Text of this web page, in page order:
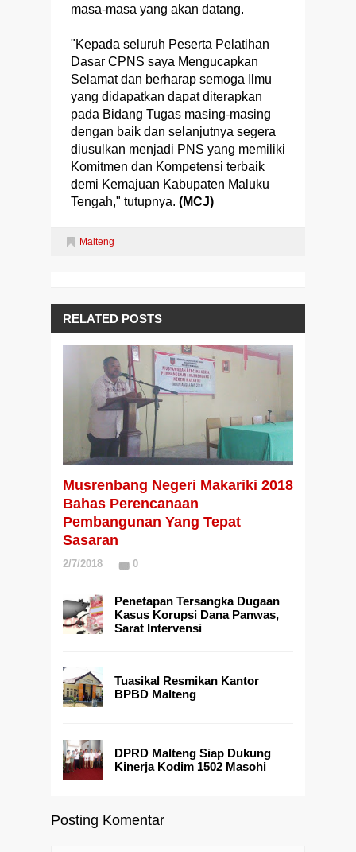
masa-masa yang akan datang.
"Kepada seluruh Peserta Pelatihan
Dasar CPNS saya Mengucapkan
Selamat dan berharap semoga Ilmu
yang didapatkan dapat diterapkan
pada Bidang Tugas masing-masing
dengan baik dan selanjutnya segera
diusulkan menjadi PNS yang memiliki
Komitmen dan Kompetensi terbaik
demi Kemajuan Kabupaten Maluku
Tengah," tutupnya. (MCJ)
Malteng
RELATED POSTS
Musrenbang Negeri Makariki 2018
Bahas Perencanaan
Pembangunan Yang Tepat
Sasaran
2/7/2018 0
Penetapan Tersangka Dugaan
Kasus Korupsi Dana Panwas,
Sarat Intervensi
Tuasikal Resmikan Kantor
BPBD Malteng
DPRD Malteng Siap Dukung
Kinerja Kodim 1502 Masohi
Posting Komentar